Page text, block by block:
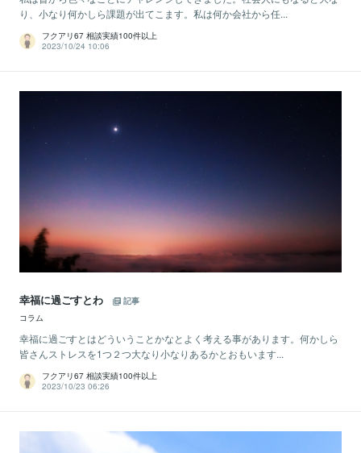
り、小なり何かしら課題が出てこます。私は何か会社から任...
フクアリ67 相談実績100件以上
2023/10/24 10:06
幸福に過ごすとわ
記事
コラム
幸福に過ごすとはどういうことかなとよく考える事があります。何かしら
皆さんストレスを1つ２つ大なり小なりあるかとおもいます...
フクアリ67 相談実績100件以上
2023/10/23 06:26